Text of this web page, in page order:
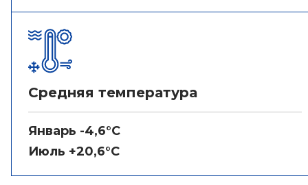
Средняя температура
Январь -4,6°C
Июль +20,6°C